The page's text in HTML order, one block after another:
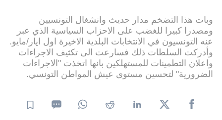
وبات هذا التضخم مدار حديث وانشغال التونسيين
ومصدرا كبيرا للغضب على الاحزاب السياسية الذي عبر
عنه التونسيون في الانتخابات البلدية الاخيرة اول ايار/مايو.
وأدركت السلطات ذلك فسارعت الى تكثيف الاجراءات
واعلان التطمينات للمستهلكين بانها اتخذت "الاجراءات
الضرورية" لتحسين مستوى عيش المواطن التونسي.